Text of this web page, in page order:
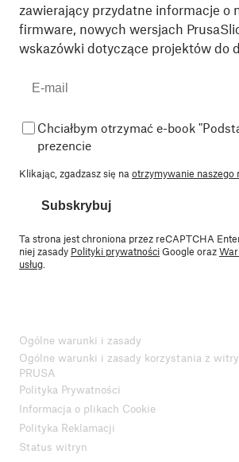
zawierający przydatne informacje o
firmware, nowych wersjach
wskazówki dotyczące projektów do
Chciałbym otrzymać e-book
prezencie
Klikając, zgadzasz się na otrzymywanie naszego
Subskrybuj
Ta strona jest chroniona przez reCAPTCHA
niej zasady Polityki prywatnościGoogle oraz
usług
Ogólne warunki i zasady
Ogólne warunki i zasady korzystania z
PRUSA
Polityka Prywatności
Informacja o plikach Cookie
Polityka Reklamacji
Status witryn